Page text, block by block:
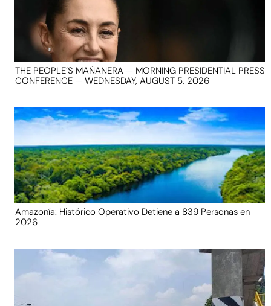
THE PEOPLE’S MAÑANERA — MORNING PRESIDENTIAL PRESS
CONFERENCE — WEDNESDAY, AUGUST 5, 2026
Amazonía: Histórico Operativo Detiene a 839 Personas en
2026